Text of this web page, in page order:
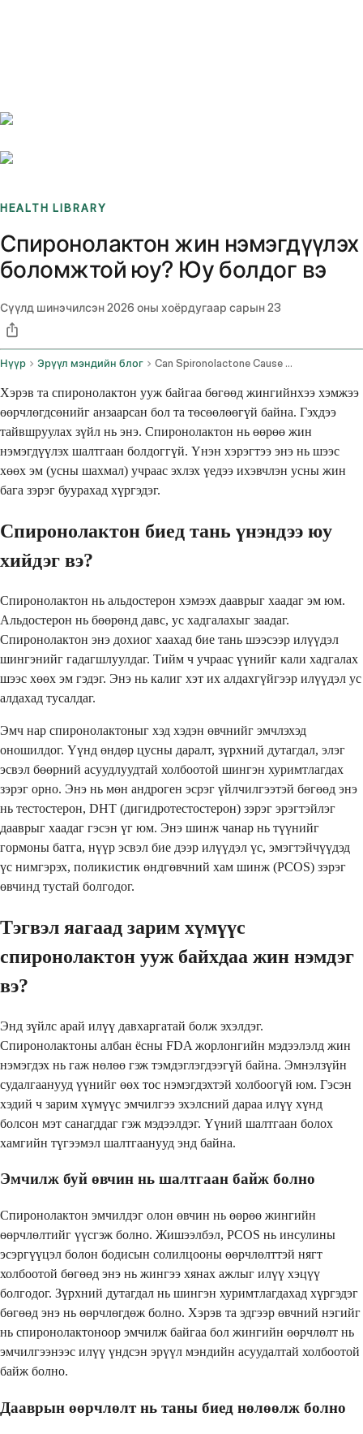
HEALTH LIBRARY
Спиронолактон жин нэмэгдүүлэх
боломжтой юу? Юу болдог вэ
Сүүлд шинэчилсэн2026 оны хоёрдугаар сарын 23
Нүүр Эрүүл мэндийн блог Can Spironolactone Cause Weight Gain
Хэрэв та спиронолактон ууж байгаа бөгөөд жингийнхээ хэмжээ
өөрчлөгдсөнийг анзаарсан бол та төсөөлөөгүй байна. Гэхдээ
тайвшруулах зүйл нь энэ. Спиронолактон нь өөрөө жин
нэмэгдүүлэх шалтгаан болдоггүй. Үнэн хэрэгтээ энэ нь шээс
хөөх эм (усны шахмал) учраас эхлэх үедээ ихэвчлэн усны жин
бага зэрэг буурахад хүргэдэг.
Спиронолактон биед тань үнэндээ юу
хийдэг вэ?
Спиронолактон нь альдостерон хэмээх дааврыг хаадаг эм юм.
Альдостерон нь бөөрөнд давс, ус хадгалахыг заадаг.
Спиронолактон энэ дохиог хаахад бие тань шээсээр илүүдэл
шингэнийг гадагшлуулдаг. Тийм ч учраас үүнийг кали хадгалах
шээс хөөх эм гэдэг. Энэ нь калиг хэт их алдахгүйгээр илүүдэл ус
алдахад тусалдаг.
Эмч нар спиронолактоныг хэд хэдэн өвчнийг эмчлэхэд
оношилдог. Үүнд өндөр цусны даралт, зүрхний дутагдал, элэг
эсвэл бөөрний асуудлуудтай холбоотой шингэн хуримтлагдах
зэрэг орно. Энэ нь мөн андроген эсрэг үйлчилгээтэй бөгөөд энэ
нь тестостерон, DHT (дигидротестостерон) зэрэг эрэгтэйлэг
дааврыг хаадаг гэсэн үг юм. Энэ шинж чанар нь түүнийг
гормоны батга, нүүр эсвэл бие дээр илүүдэл үс, эмэгтэйчүүдэд
үс нимгэрэх, поликистик өндгөвчний хам шинж (PCOS) зэрэг
өвчинд тустай болгодог.
Тэгвэл яагаад зарим хүмүүс
спиронолактон ууж байхдаа жин нэмдэг
вэ?
Энд зүйлс арай илүү давхаргатай болж эхэлдэг.
Спиронолактоны албан ёсны FDA жорлонгийн мэдээлэлд жин
нэмэгдэх нь гаж нөлөө гэж тэмдэглэгдээгүй байна. Эмнэлзүйн
судалгаанууд үүнийг өөх тос нэмэгдэхтэй холбоогүй юм. Гэсэн
хэдий ч зарим хүмүүс эмчилгээ эхэлсний дараа илүү хүнд
болсон мэт санагддаг гэж мэдээлдэг. Үүний шалтгаан болох
хамгийн түгээмэл шалтгаанууд энд байна.
Эмчилж буй өвчин нь шалтгаан байж болно
Спиронолактон эмчилдэг олон өвчин нь өөрөө жингийн
өөрчлөлтийг үүсгэж болно. Жишээлбэл, PCOS нь инсулины
эсэргүүцэл болон бодисын солилцооны өөрчлөлттэй нягт
холбоотой бөгөөд энэ нь жингээ хянах ажлыг илүү хэцүү
болгодог. Зүрхний дутагдал нь шингэн хуримтлагдахад хүргэдэг
бөгөөд энэ нь өөрчлөгдөж болно. Хэрэв та эдгээр өвчний нэгийг
нь спиронолактоноор эмчилж байгаа бол жингийн өөрчлөлт нь
эмчилгээнээс илүү үндсэн эрүүл мэндийн асуудалтай холбоотой
байж болно.
Дааврын өөрчлөлт нь таны биед нөлөөлж болно